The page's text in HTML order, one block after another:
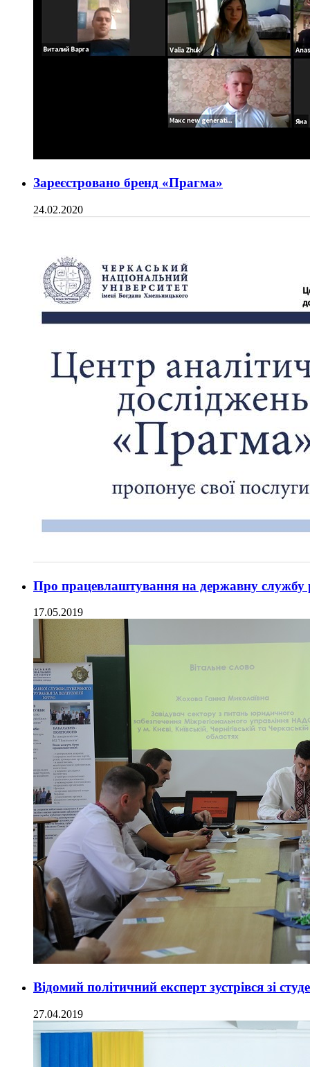
Зареєстровано бренд «Прагма»
24.02.2020
Про працевлаштування на державну службу
17.05.2019
Відомий політичний експерт зустрівся зі
27.04.2019